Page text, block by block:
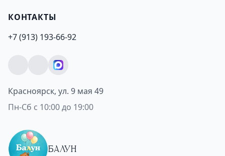
КОНТАКТЫ
+7 (913) 193-66-92
Красноярск, ул. 9 мая 49
Пн-Сб с 10:00 до 19:00
БАЛУН